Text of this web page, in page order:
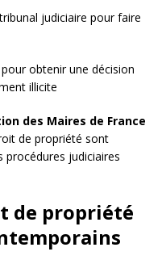
judiciaire pour faire
obtenir une décision
illicite
des Maires de France
de propriété sont
procédures judiciaires
de propriété